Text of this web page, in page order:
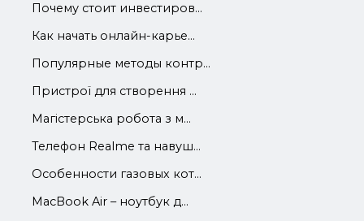
Почему стоит инвестиров...
Как начать онлайн-карье...
Популярные методы контр...
Пристрої для створення ...
Магістерська робота з м...
Телефон Realme та навуш...
Особенности газовых кот...
MacBook Air – ноутбук д...